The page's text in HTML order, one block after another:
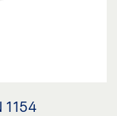
1154